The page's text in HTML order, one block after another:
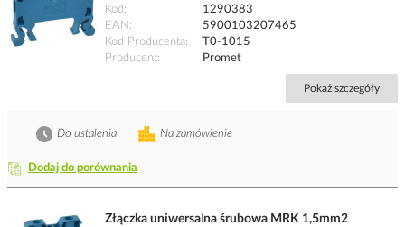
Kod
1290383
EAN
5900103207465
Kod Producenta
T0-1015
Producent
Promet
Pokaż szczegóły
Dodaj do porównania
Na zamówienie
Do ustalenia
Złączka uniwersalna śrubowa MRK 1,5mm2